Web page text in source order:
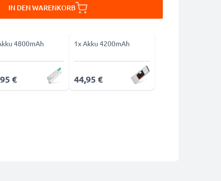
IN DEN WARENKORB
4800mAh
€
1x Akku 4200mAh
44,95 €